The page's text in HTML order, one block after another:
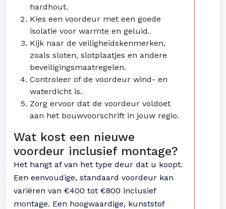
hardhout.
Kies een voordeur met een goede
isolatie voor warmte en geluid.
Kijk naar de veiligheidskenmerken,
zoals sloten, slotplaatjes en andere
beveiligingsmaatregelen.
Controleer of de voordeur wind- en
waterdicht is.
Zorg ervoor dat de voordeur voldoet
aan het bouwvoorschrift in jouw regio.
Wat kost een nieuwe
voordeur inclusief montage?
Het hangt af van het type deur dat u koopt.
Een eenvoudige, standaard voordeur kan
variëren van €400 tot €800 inclusief
montage. Een hoogwaardige, kunststof